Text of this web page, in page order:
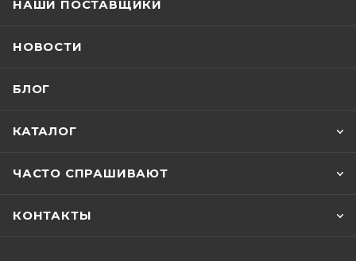
НАШИ ПОСТАВЩИКИ
НОВОСТИ
БЛОГ
КАТАЛОГ
ЧАСТО СПРАШИВАЮТ
КОНТАКТЫ